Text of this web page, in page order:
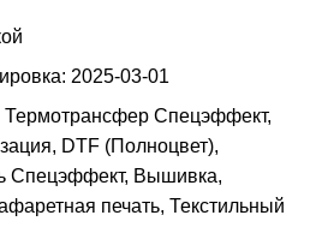
2025-03-01
Термотрансфер Спецэффект,
DTF (Полноцвет),
Спецэффект, Вышивка,
печать, Текстильный